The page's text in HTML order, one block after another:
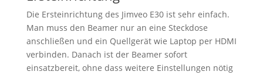
Die Ersteinrichtung des Jimveo E30 ist sehr einfach.
Man muss den Beamer nur an eine Steckdose
anschließen und ein Quellgerät wie Laptop per HDMI
verbinden. Danach ist der Beamer sofort
einsatzbereit, ohne dass weitere Einstellungen nötig